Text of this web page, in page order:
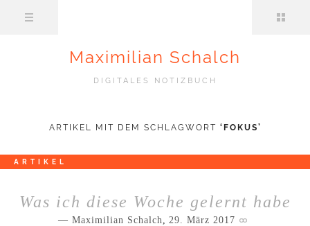
Maximilian Schalch
DIGITALES NOTIZBUCH
ARTIKEL MIT DEM SCHLAGWORT ‘ FOKUS’
ARTIKEL
Was ich diese Woche gelernt habe
Maximilian Schalch, 29. März 2017